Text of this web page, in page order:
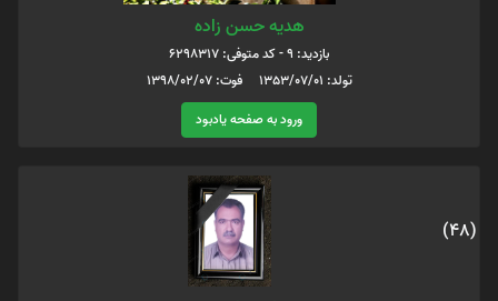
هدیه حسن زاده
بازدید: 9 - کد متوفی: 6298317
تولد: 1353/07/01 فوت: 1398/02/07
ورود به صفحه یادبود
(48)